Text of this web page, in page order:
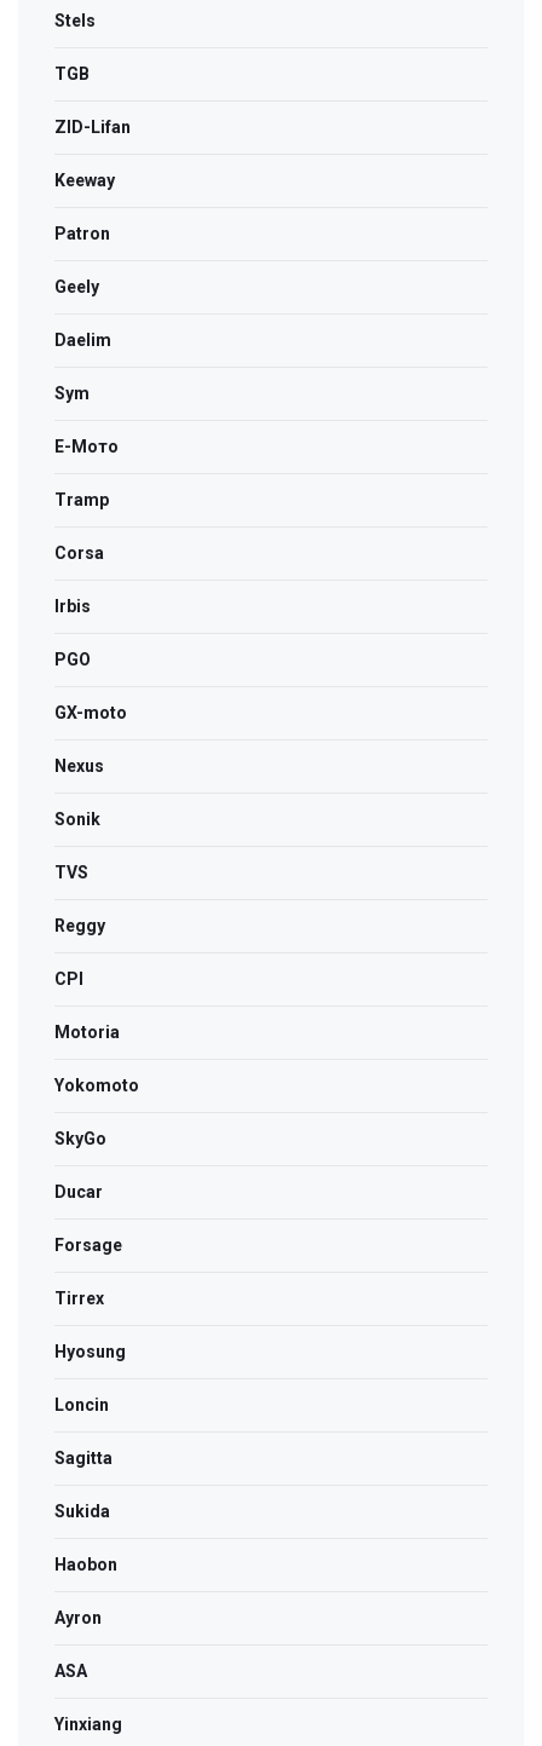
Stels
TGB
ZID-Lifan
Keeway
Patron
Geely
Daelim
Sym
Е-Мото
Tramp
Corsa
Irbis
PGO
GX-moto
Nexus
Sonik
TVS
Reggy
CPI
Motoria
Yokomoto
SkyGo
Ducar
Forsage
Tirrex
Hyosung
Loncin
Sagitta
Sukida
Haobon
Ayron
ASA
Yinxiang